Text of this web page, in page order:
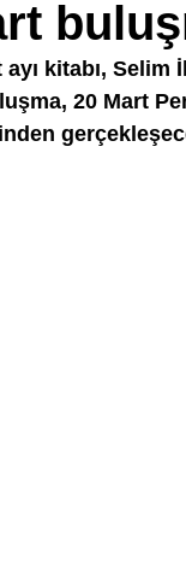
kitabı, Selim
20 Mart